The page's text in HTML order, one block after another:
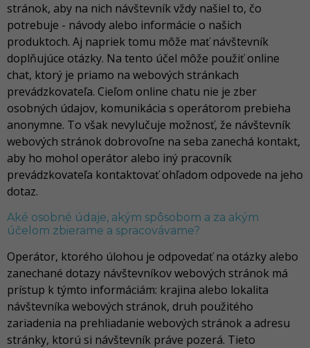
stránok, aby na nich návštevník vždy našiel to, čo
potrebuje - návody alebo informácie o našich
produktoch. Aj napriek tomu môže mať návštevník
doplňujúce otázky. Na tento účel môže použiť online
chat, ktorý je priamo na webových stránkach
prevádzkovateľa. Cieľom online chatu nie je zber
osobných údajov, komunikácia s operátorom prebieha
anonymne. To však nevylučuje možnosť, že návštevník
webových stránok dobrovoľne na seba zanechá kontakt,
aby ho mohol operátor alebo iný pracovník
prevádzkovateľa kontaktovať ohľadom odpovede na jeho
dotaz.
Aké osobné údaje, akým spôsobom a za akým
účelom zbierame a spracovávame?
Operátor, ktorého úlohou je odpovedať na otázky alebo
zanechané dotazy návštevníkov webových stránok má
prístup k týmto informáciám: krajina alebo lokalita
návštevníka webových stránok, druh použitého
zariadenia na prehliadanie webových stránok a adresu
stránky, ktorú si návštevník práve pozerá. Tieto